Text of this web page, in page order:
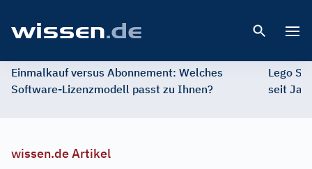
Einmalkauf versus Abonnement: Welches
Software-Lizenzmodell passt zu Ihnen?
Lego
seit
wissen.de Artikel